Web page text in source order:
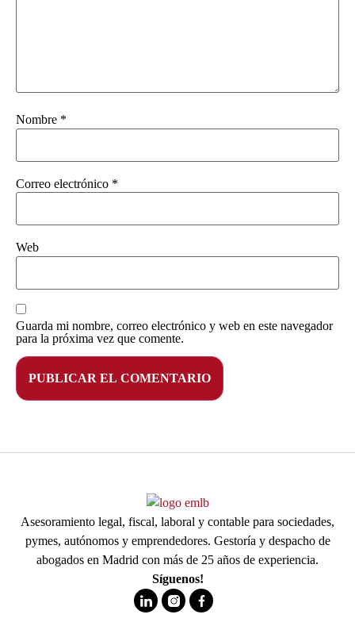
Nombre *
Correo electrónico *
Web
Guarda mi nombre, correo electrónico y web en este navegador
para la próxima vez que comente.
Asesoramiento legal, fiscal, laboral y contable para sociedades,
pymes, autónomos y emprendedores. Gestoría y despacho de
abogados en Madrid con más de 25 años de experiencia.
Síguenos!